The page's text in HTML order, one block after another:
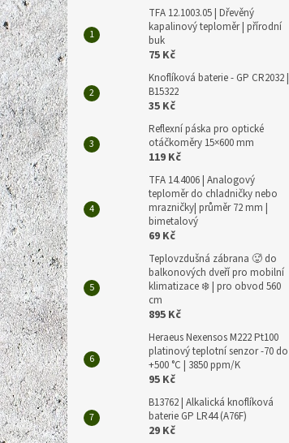
TFA 12.1003.05 | Dřevěný
kapalinový teploměr | přírodní
buk
75 Kč
Knoflíková baterie - GP CR2032 |
B15322
35 Kč
Reflexní páska pro optické
otáčkoměry 15×600 mm
119 Kč
TFA 14.4006 | Analogový
teploměr do chladničky nebo
mrazničky| průměr 72 mm |
bimetalový
69 Kč
Teplovzdušná zábrana 🥵 do
balkonových dveří pro mobilní
klimatizace ❄️ | pro obvod 560
cm
895 Kč
Heraeus Nexensos M222 Pt100
platinový teplotní senzor -70 do
+500 °C | 3850 ppm/K
95 Kč
B13762 | Alkalická knoflíková
baterie GP LR44 (A76F)
29 Kč